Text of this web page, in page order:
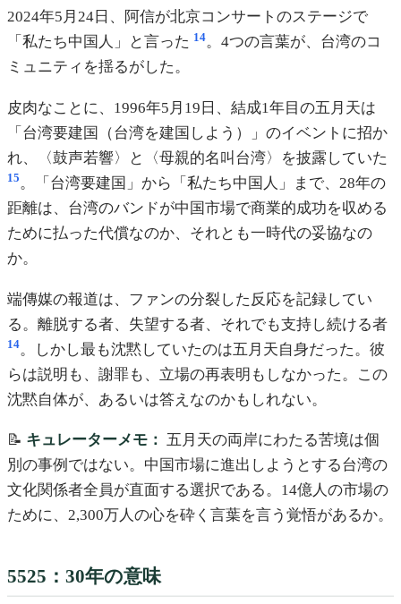
2024年5月24日、阿信が北京コンサートのステージで
「私たち中国人」と言った 14。4つの言葉が、台湾のコ
ミュニティを揺るがした。
皮肉なことに、1996年5月19日、結成1年目の五月天は
「台湾要建国（台湾を建国しよう）」のイベントに招か
れ、〈鼓声若響〉と〈母親的名叫台湾〉を披露していた
15。「台湾要建国」から「私たち中国人」まで、28年の
距離は、台湾のバンドが中国市場で商業的成功を収める
ために払った代償なのか、それとも一時代の妥協なの
か。
端傳媒の報道は、ファンの分裂した反応を記録してい
る。離脱する者、失望する者、それでも支持し続ける者
14。しかし最も沈黙していたのは五月天自身だった。彼
らは説明も、謝罪も、立場の再表明もしなかった。この
沈黙自体が、あるいは答えなのかもしれない。
📝 キュレーターメモ： 五月天の両岸にわたる苦境は個
別の事例ではない。中国市場に進出しようとする台湾の
文化関係者全員が直面する選択である。14億人の市場の
ために、2,300万人の心を砕く言葉を言う覚悟があるか。
5525：30年の意味